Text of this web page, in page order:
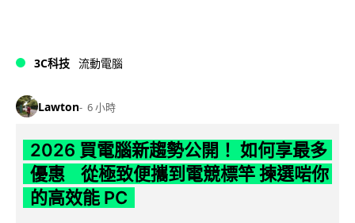
3C科技 流動電腦
Lawton 6 小時
2026 買電腦新趨勢公開！ 如何享最多
優惠 從極致便攜到電競標竿 揀選啱你
的高效能 PC